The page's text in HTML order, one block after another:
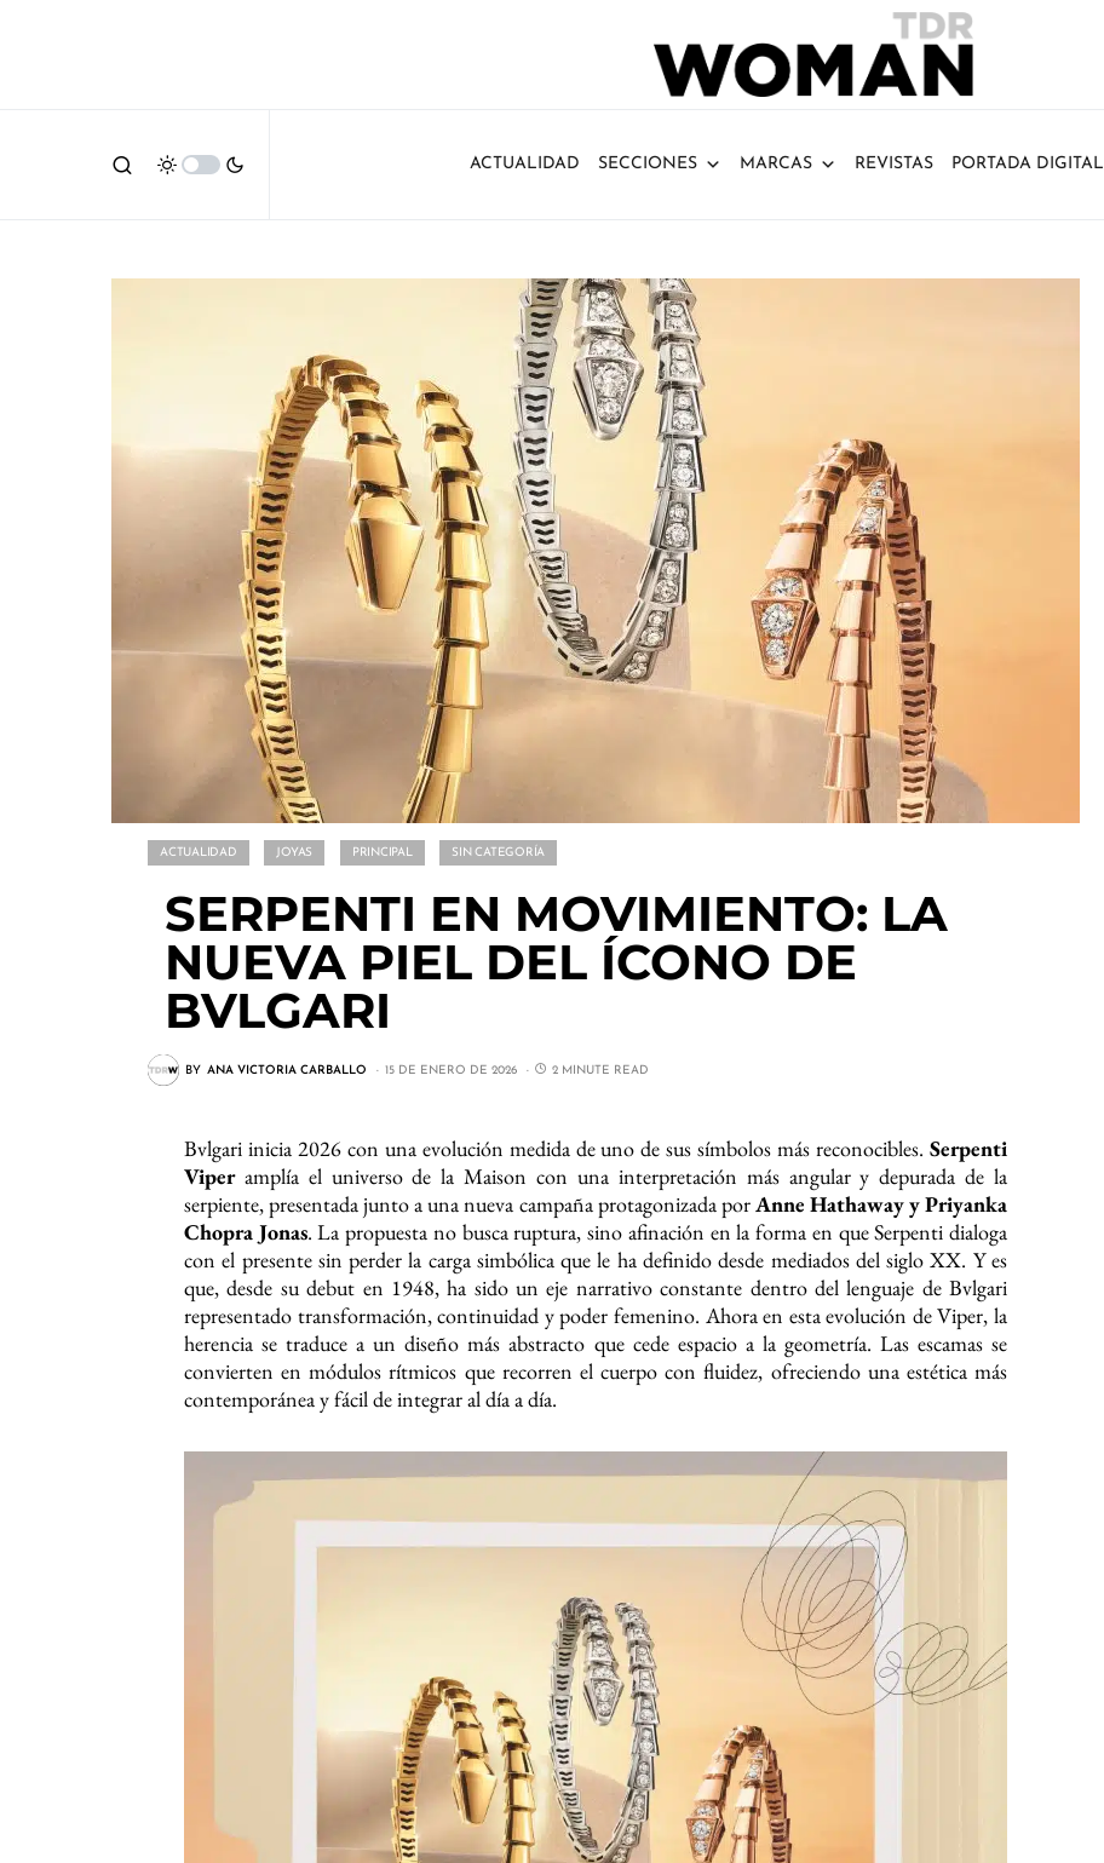
ACTUALIDAD SECCIONES MARCAS REVISTAS PORTADA DIGITAL
ACTUALIDAD JOYAS PRINCIPAL SIN CATEGORÍA
SERPENTI EN MOVIMIENTO: LA
NUEVA PIEL DEL ÍCONO DE
BVLGARI
BY ANA VICTORIA CARBALLO 15 DE ENERO DE 2026 2 MINUTE READ
Bvlgari inicia 2026 con una evolución medida de uno de sus símbolos más reconocibles. Serpenti
Viperamplía el universo de la Maison con una interpretación más angular y depurada de la
serpiente, presentada junto a una nueva campaña protagonizada porAnne Hathaway y Priyanka
Chopra Jonas. La propuesta no busca ruptura, sino afinación en la forma en que Serpenti dialoga
con el presente sin perder la carga simbólica que le ha definido desde mediados del siglo XX. Y es
que, desde su debut en 1948, ha sido un eje narrativo constante dentro del lenguaje de Bvlgari
representado transformación, continuidad y poder femenino. Ahora en esta evolución de Viper, la
herencia se traduce a un diseño más abstracto que cede espacio a la geometría. Las escamas se
convierten en módulos rítmicos que recorren el cuerpo con fluidez, ofreciendo una estética más
contemporánea y fácil de integrar al día a día.